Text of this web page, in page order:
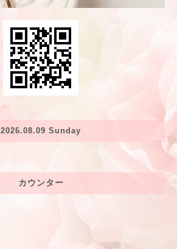
2026.08.09 Sunday
カウンター